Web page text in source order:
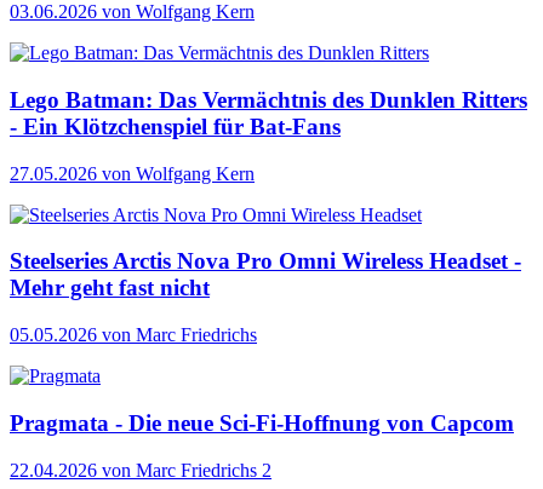
03.06.2026 von Wolfgang Kern
Lego Batman: Das Vermächtnis des Dunklen Ritters
- Ein Klötzchenspiel für Bat-Fans
27.05.2026 von Wolfgang Kern
Steelseries Arctis Nova Pro Omni Wireless Headset -
Mehr geht fast nicht
05.05.2026 von Marc Friedrichs
Pragmata - Die neue Sci-Fi-Hoffnung von Capcom
22.04.2026 von Marc Friedrichs 2